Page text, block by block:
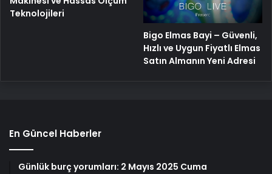
Teknolojileri
Bigo Elmas Bayi – Güvenli,
Hızlı ve Uygun Fiyatlı Elmas
Satın Almanın Yeni Adresi
En Güncel Haberler
Günlük burç yorumları: 2 Mayıs 2025 Cuma